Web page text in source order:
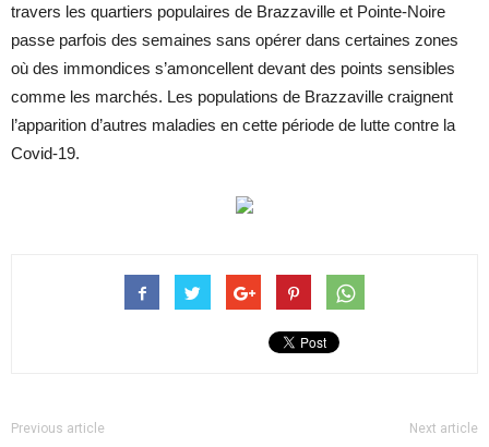
travers les quartiers populaires de Brazzaville et Pointe-Noire
passe parfois des semaines sans opérer dans certaines zones
où des immondices s’amoncellent devant des points sensibles
comme les marchés. Les populations de Brazzaville craignent
l’apparition d’autres maladies en cette période de lutte contre la
Covid-19.
Previous article Next article